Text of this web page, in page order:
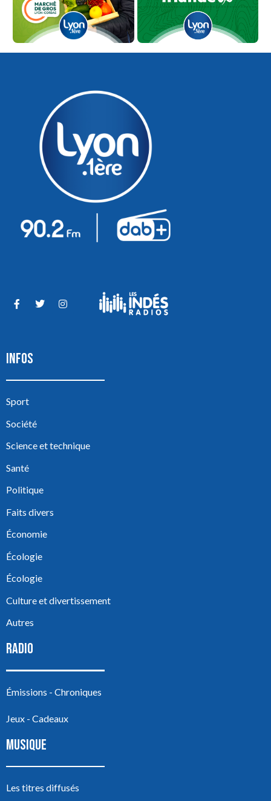
INFOS
Sport
Société
Science et technique
Santé
Politique
Faits divers
Économie
Écologie
Écologie
Culture et divertissement
Autres
RADIO
Émissions - Chroniques
Jeux - Cadeaux
MUSIQUE
Les titres diffusés